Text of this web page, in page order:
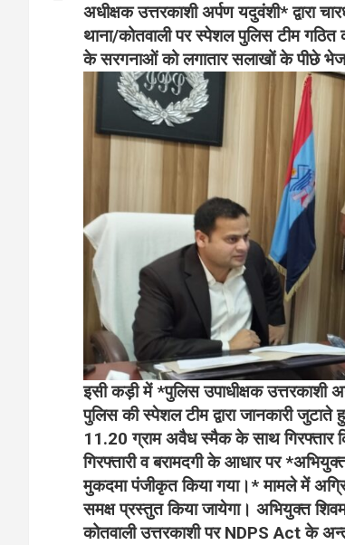
अधीक्षक उत्तरकाशी अर्पण यदुवंशी* द्वारा
थाना/कोतवाली पर स्पेशल पुलिस टीम
के सरगनाओं को लगातार
इसी कड़ी में *पुलिस उपाधीक्षक उत्तरकाशी
पुलिस की स्पेशल टीम द्वारा जानकारी
11.20 ग्राम अवैध स्मैक के साथ गिरफ्तार
गिरफ्तारी व बरामदगी के आधार पर
मुकदमा पंजीकृत किया गया।* मामले में
समक्ष प्रस्तुत किया जायेगा। अभियुक्त
कोतवाली उत्तरकाशी पर NDPS Act के